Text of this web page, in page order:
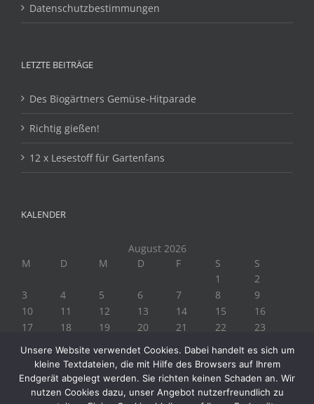
Datenschutzbestimmungen
LETZTE BEITRÄGE
Des Biogärtners Gemüse-Hitparade
Richtig gießen!
12 x Lesestoff für Gartenfans
KALENDER
August 2026
M
D M D F S
S
1
2
3
4 5 6 7 8
9
10
11 12 13 14 15
16
17
18 19 20 21 22
23
« Juli
Unsere Website verwendet Cookies. Dabei handelt es sich um
kleine Textdateien, die mit Hilfe des Browsers auf Ihrem
Endgerät abgelegt werden. Sie richten keinen Schaden an. Wir
nutzen Cookies dazu, unser Angebot nutzerfreundlich zu